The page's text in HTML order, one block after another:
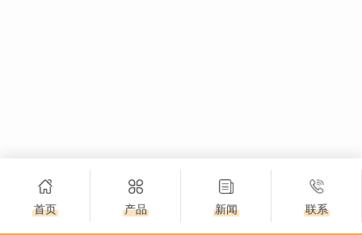
首页 产品 新闻 联系